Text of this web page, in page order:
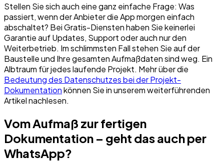
Stellen Sie sich auch eine ganz einfache Frage: Was
passiert, wenn der Anbieter die App morgen einfach
abschaltet? Bei Gratis-Diensten haben Sie keinerlei
Garantie auf Updates, Support oder auch nur den
Weiterbetrieb. Im schlimmsten Fall stehen Sie auf der
Baustelle und Ihre gesamten Aufmaßdaten sind weg. Ein
Albtraum für jedes laufende Projekt. Mehr über die
Bedeutung des Datenschutzes bei der Projekt-
Dokumentationkönnen Sie in unserem weiterführenden
Artikel nachlesen.
Vom Aufmaß zur fertigen
Dokumentation – geht das auch per
WhatsApp?